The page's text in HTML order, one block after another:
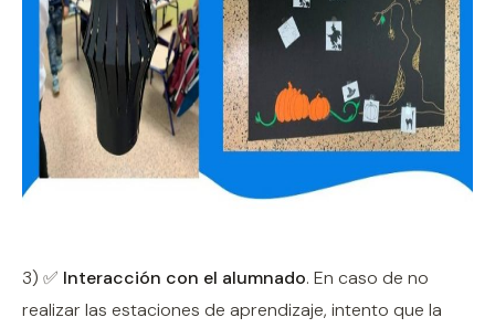
3) ✅ Interacción con el alumnado. En caso de no
realizar las estaciones de aprendizaje, intento que la